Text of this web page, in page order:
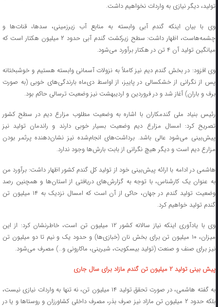
تولید، دیگر نیازی به واردات نخواهیم داشت.
وی با بیان اینکه گندم آبی وابسته به منابع آب زیرزمینی، سدها، قنات‌ها و
چشمه‌هاست، اظهار داشت: سطح زیرکشت گندم آبی حدود ۲ میلیون هکتار است که
میانگین تولید آن ۴ تن در هکتار برآورد می‌شود.
وی افزود: در بخش گندم دیم نیز کاملاً به نزولات آسمانی وابسته هستیم و خوشبختانه
پس از نگرانی از خشکسالی در پاییز، از اواسط دی‌ماه بارندگی‌های خوبی (به صورت
برف و باران) آغاز شد و در فروردین و اردیبهشت نیز وضعیت ترسالی حاکم بود.
رئیس بنیاد ملی گندمکاران با اشاره به وضعیت مطلوب مزارع دیم در سطح کشور
تصریح کرد: امسال مزارع دیم وضعیت بسیار خوبی دارند و راندمان تولید نیز
پیش‌بینی می‌شود عالی باشد. برداشت‌های انجام‌شده نیز نشان‌دهنده پرثمر بودن
مزارع دیم است و دیگر هیچ نگرانی از بابت بارش‌ها وجود ندارد.
هاشمی در ادامه با ارائه پیش‌بینی خود از تولید کل گندم کشور اظهار داشت: برآورد من
به عنوان یک کارشناس، با توجه به گزارش‌های دریافتی از استان‌ها و همچنین رصد
وضعیت تولید گندم در جهان، حاکی از آن است که امسال نزدیک به ۱۴ میلیون تن
گندم تولید خواهیم کرد.
وی با یادآوری اینکه نیاز سالانه کشور ۱۲ میلیون تن است، خاطرنشان کرد: از این
میزان، ۱۰ میلیون تن برای بخش نان (خبازی‌ها) و حدود یک و نیم تا دو میلیون تن
نیز برای صنف و صنعت (تولید بیسکویت، شیرینی، ماکارونی و…) مصرف می‌شود.
پیش بینی تولید ۲ میلیون تن گندم مازاد برای سال جاری
به گفته هاشمی، در صورت تحقق تولید ۱۴ میلیون تن، نه تنها به واردات نیازی نیست،
بلکه حدود ۲ میلیون تن مازاد نیز صرف بذر، مصرف داخلی کشاورزان و روستاها و یا در